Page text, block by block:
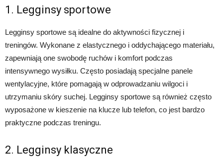
1. Legginsy sportowe
Legginsy sportowe są idealne do aktywności fizycznej i
treningów. Wykonane z elastycznego i oddychającego materiału,
zapewniają one swobodę ruchów i komfort podczas
intensywnego wysiłku. Często posiadają specjalne panele
wentylacyjne, które pomagają w odprowadzaniu wilgoci i
utrzymaniu skóry suchej. Legginsy sportowe są również często
wyposażone w kieszenie na klucze lub telefon, co jest bardzo
praktyczne podczas treningu.
2. Legginsy klasyczne